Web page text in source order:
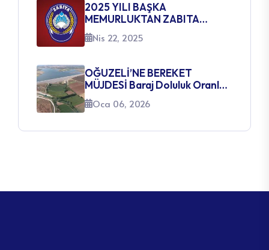
2025 YILI BAŞKA
MEMURLUKTAN ZABITA
MEMURLUĞUNA GEÇİŞ SINAVI
AÇILACAK KADROLARA
Nis 22, 2025
OĞUZELİ’NE BEREKET
MÜJDESİ Baraj Doluluk Oranları
Yüzleri Güldürüyor
Oca 06, 2026